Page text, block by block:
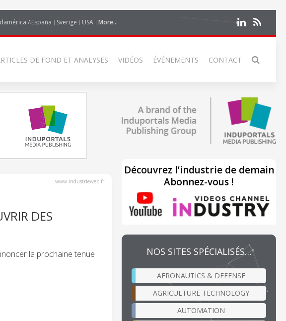
/ España Sverige USA More...
DE FOND ET ANALYSES VIDÉOS ÉVÉNEMENTS CONTACT
www.industrieweb.fr
DES
la prochaine tenue
Découvrez l’industrie de demain
Abonnez-vous !
NOS SITES SPÉCIALISÉS…
AERONAUTICS & DEFENSE
AGRICULTURE TECHNOLOGY
AUTOMATION